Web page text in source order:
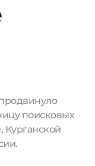
продвинуло
поисковых
Курганской